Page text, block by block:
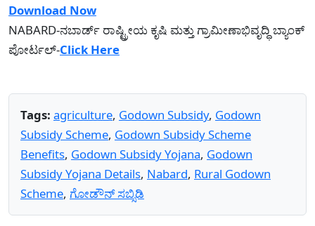
Download Now
NABARD-ನಬಾರ್ಡ್ ರಾಷ್ಟ್ರೀಯ ಕೃಷಿ ಮತ್ತು ಗ್ರಾಮೀಣಾಭಿವೃದ್ಧಿ ಬ್ಯಾಂಕ್
ಪೋರ್ಟಲ್‌-Click Here
Tags: agriculture, Godown Subsidy, Godown
Subsidy Scheme, Godown Subsidy Scheme
Benefits, Godown Subsidy Yojana, Godown
Subsidy Yojana Details, Nabard, Rural Godown
Scheme, ಗೋಡೌನ್ ಸಬ್ಸಿಡಿ